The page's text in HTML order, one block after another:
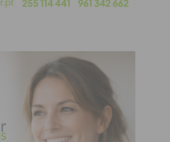
levar o evento também as
para crescer.
da Câmara Municipal de
no arranque da iniciativa
de se tratar de um evento “que
de promover o que de